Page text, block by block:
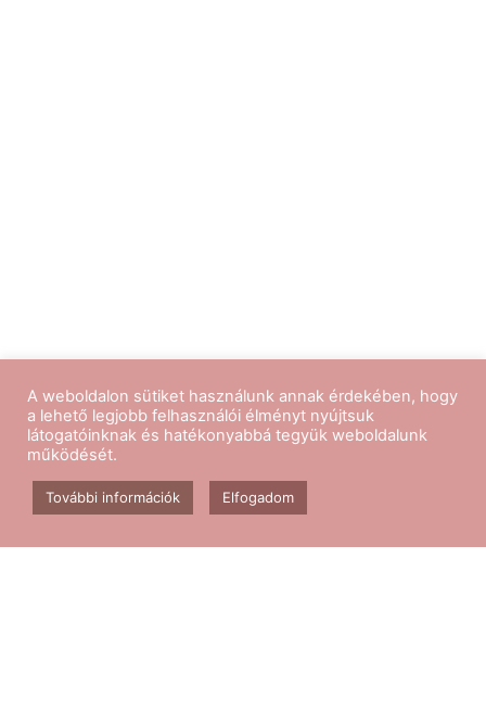
Kövess minket
A weboldalon sütiket használunk annak érdekében, hogy
a lehető legjobb felhasználói élményt nyújtsuk
látogatóinknak és hatékonyabbá tegyük weboldalunk
működését.
További információk Elfogadom